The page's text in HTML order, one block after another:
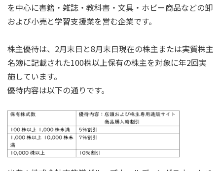
を中心に書籍・雑誌・教科書・文具・ホビー商品などの卸
および小売と学習支援業を営む企業です。
株主優待は、2月末日と8月末日現在の株主または実質株主
名簿に記載された100株以上保有の株主を対象に年2回実
施しています。
優待内容は以下の通りです。